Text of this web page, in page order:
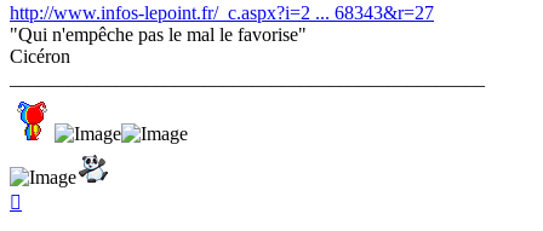
http://www.infos-lepoint.fr/_c.aspx?i=2 ... 68343&r=27
"Qui n'empêche pas le mal le favorise"
Cicéron